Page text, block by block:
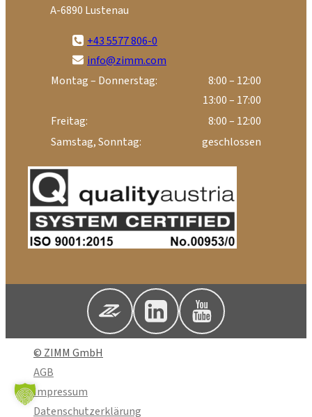
A-6890 Lustenau
+43 5577 806-0
info@zimm.com
Montag – Donnerstag:
8:00 – 12:00
13:00 – 17:00
Freitag:
8:00 – 12:00
Samstag, Sonntag:
geschlossen
© ZIMM GmbH
AGB
Impressum
Datenschutzerklärung